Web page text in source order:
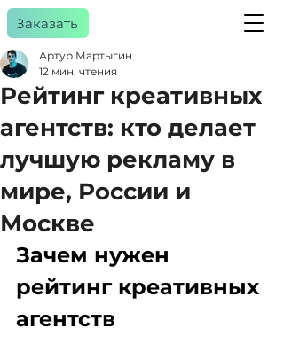
Заказать
a gency
Рейтинг креативных
агентств: кто делает
лучшую рекламу в
мире, России и
Москве
Артур Мартыгин
12 мин. чтения
Зачем нужен
рейтинг креативных
агентств